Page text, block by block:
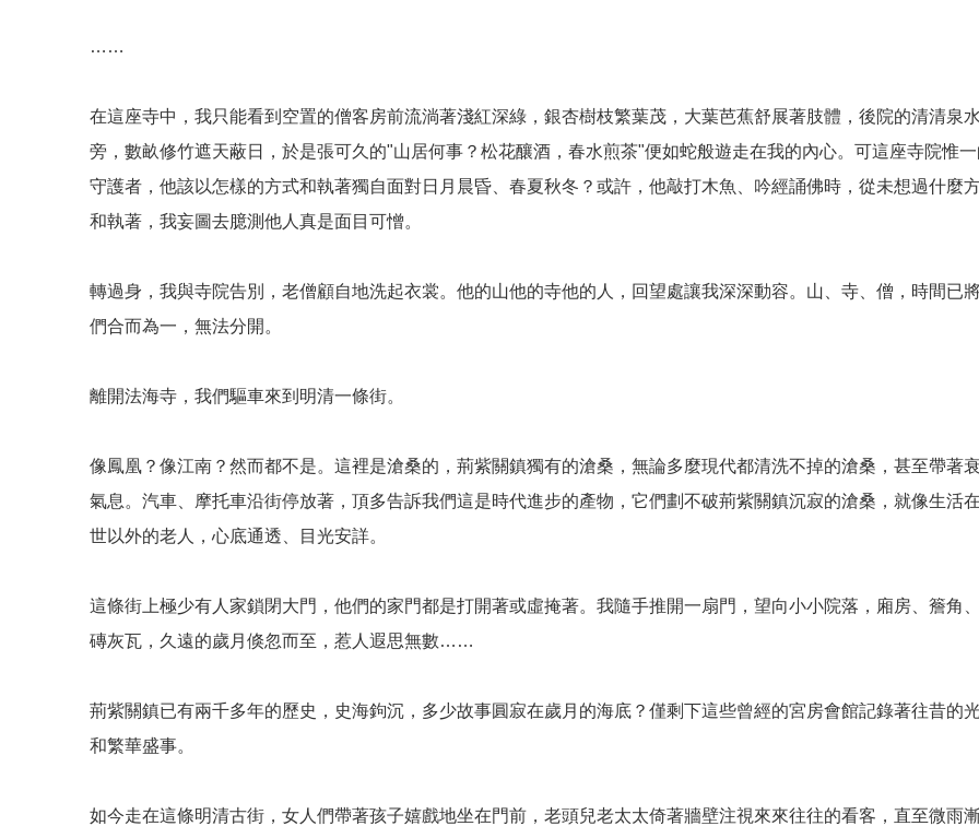
……
在這座寺中，我只能看到空置的僧客房前流淌著淺紅深綠，銀杏樹枝繁葉茂，大葉芭蕉舒展著肢體，後院的清清泉水
旁，數畝修竹遮天蔽日，於是張可久的"山居何事？松花釀酒，春水煎茶"便如蛇般遊走在我的內心。可這座寺院惟一
守護者，他該以怎樣的方式和執著獨自面對日月晨昏、春夏秋冬？或許，他敲打木魚、吟經誦佛時，從未想過什麼
和執著，我妄圖去臆測他人真是面目可憎。
轉過身，我與寺院告別，老僧顧自地洗起衣裳。他的山他的寺他的人，回望處讓我深深動容。山、寺、僧，時間已
們合而為一，無法分開。
離開法海寺，我們驅車來到明清一條街。
像鳳凰？像江南？然而都不是。這裡是滄桑的，荊紫關鎮獨有的滄桑，無論多麼現代都清洗不掉的滄桑，甚至帶著
氣息。汽車、摩托車沿街停放著，頂多告訴我們這是時代進步的產物，它們劃不破荊紫關鎮沉寂的滄桑，就像生活
世以外的老人，心底通透、目光安詳。
這條街上極少有人家鎖閉大門，他們的家門都是打開著或虛掩著。我隨手推開一扇門，望向小小院落，廂房、簷角
磚灰瓦，久遠的歲月倏忽而至，惹人遐思無數……
荊紫關鎮已有兩千多年的歷史，史海鉤沉，多少故事圓寂在歲月的海底？僅剩下這些曾經的宮房會館記錄著往昔的
和繁華盛事。
如今走在這條明清古街，女人們帶著孩子嬉戲地坐在門前，老頭兒老太太倚著牆壁注視來來往往的看客，直至微雨